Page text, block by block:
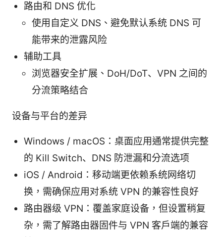
路由和 DNS 优化
使用自定义 DNS、避免默认系统 DNS 可
能带来的泄露风险
辅助工具
浏览器安全扩展、DoH/DoT、VPN 之间的
分流策略结合
设备与平台的差异
Windows / macOS：桌面应用通常提供完整
的 Kill Switch、DNS 防泄漏和分流选项
iOS / Android：移动端更依赖系统网络切
换，需确保应用对系统 VPN 的兼容性良好
路由器级 VPN：覆盖家庭设备，但设置稍复
杂，需了解路由器固件与 VPN 客户端的兼容